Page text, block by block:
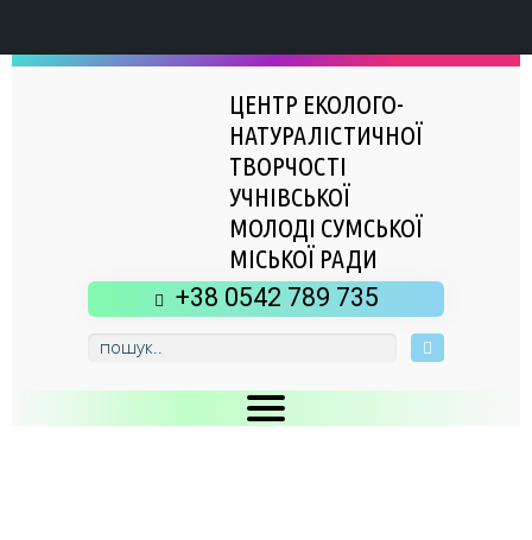
ЦЕНТР ЕКОЛОГО-
НАТУРАЛІСТИЧНОЇ
ТВОРЧОСТІ
УЧНІВСЬКОЇ
МОЛОДІ СУМСЬКОЇ
МІСЬКОЇ РАДИ
+38 0542 789 735